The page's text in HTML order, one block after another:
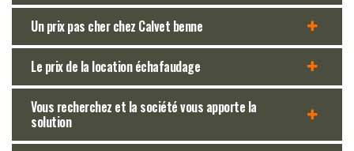
Un prix pas cher chez Calvet benne
Le prix de la location échafaudage
Vous recherchez et la société vous apporte la
solution